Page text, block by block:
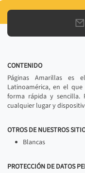
CONTENIDO
Páginas Amarillas es
Latinoamérica, en el
forma rápida y sencilla.
cualquier lugar y
OTROS DE NUESTROS
Blancas
PROTECCIÓN DE DATOS